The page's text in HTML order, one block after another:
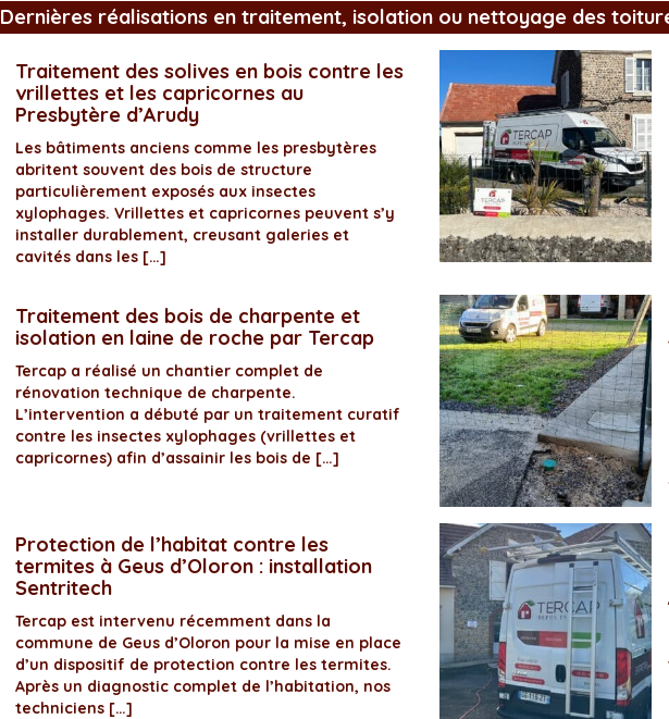
Dernières réalisations en traitement, isolation ou nettoyage des
Traitement des solives en bois contre les
vrillettes et les capricornes au
Presbytère d’Arudy
Les bâtiments anciens comme les presbytères
abritent souvent des bois de structure
particulièrement exposés aux insectes
xylophages. Vrillettes et capricornes peuvent s’y
installer durablement, creusant galeries et
cavités dans les […]
Traitement des bois de charpente et
isolation en laine de roche par Tercap
Tercap a réalisé un chantier complet de
rénovation technique de charpente.
L’intervention a débuté par un traitement curatif
contre les insectes xylophages (vrillettes et
capricornes) afin d’assainir les bois de […]
Protection de l’habitat contre les
termites à Geus d’Oloron : installation
Sentritech
Tercap est intervenu récemment dans la
commune de Geus d’Oloron pour la mise en place
d’un dispositif de protection contre les termites.
Après un diagnostic complet de l’habitation, nos
techniciens […]